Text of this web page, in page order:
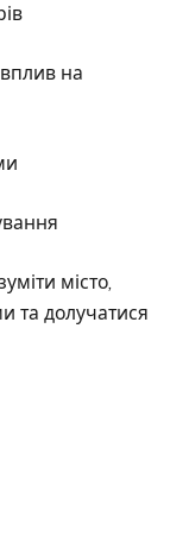
на
місто,
та долучатися